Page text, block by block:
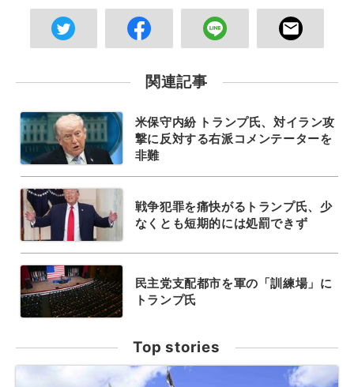
関連記事
米保守内紛 トランプ氏、対イラン攻
撃に反対する右派コメンテーターを
非難
戦争犯罪を痛快がるトランプ氏、少
なくとも短期的には処罰できず
民主党支配都市を軍の「訓練場」に
トランプ氏
Top stories